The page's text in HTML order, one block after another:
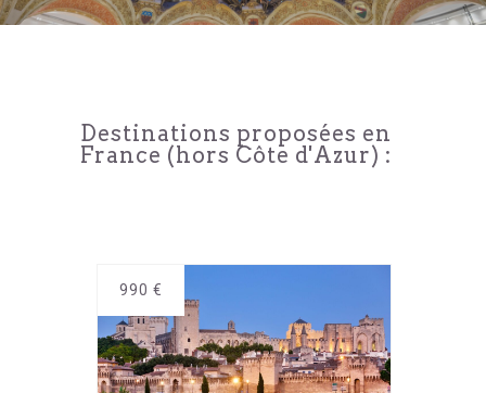
Destinations proposées en
France (hors Côte d'Azur) :
990 €